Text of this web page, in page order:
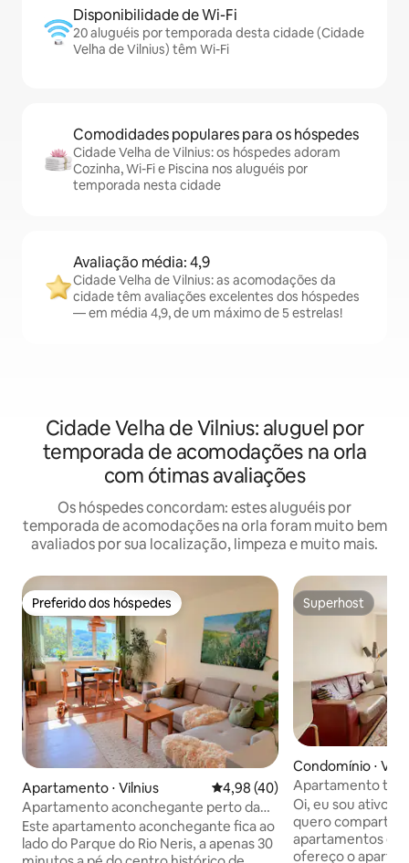
Disponibilidade de Wi-Fi
20 aluguéis por temporada desta cidade (Cidade
Velha de Vilnius) têm Wi-Fi
Comodidades populares para os hóspedes
Cidade Velha de Vilnius: os hóspedes adoram
Cozinha, Wi-Fi e Piscina nos aluguéis por
temporada nesta cidade
Avaliação média: 4,9
Cidade Velha de Vilnius: as acomodações da
cidade têm avaliações excelentes dos hóspedes
— em média 4,9, de um máximo de 5 estrelas!
Cidade Velha de Vilnius: aluguel por
temporada de acomodações na orla
com ótimas avaliações
Os hóspedes concordam: estes aluguéis por
temporada de acomodações na orla foram muito bem
avaliados por sua localização, limpeza e muito mais.
Preferido dos hóspedes
Preferido dos hóspedes
Apartamento ⋅ Vilnius 4,98 de uma avaliação média
4,98 (40)
Apartamento aconchegante perto da
cidade velha e da natureza
Este apartamento aconchegante fica ao
lado do Parque do Rio Neris, a apenas 30
Superhost
Superhost
Condomínio ⋅
Apartamento
mobiliado e
Vilnius
Oi, eu sou ativo e
quero
apartamentos em
ofereço o